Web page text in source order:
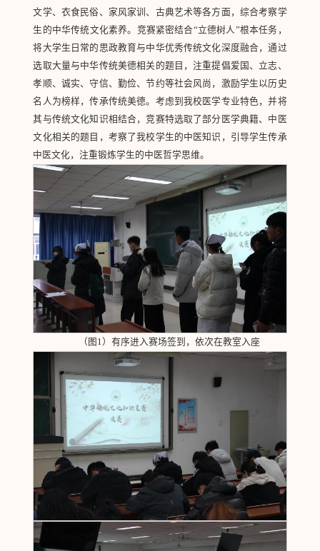
文学、衣食民俗、家风家训、古典艺术等各方面，综合考察学
生的中华传统文化素养。竞赛紧密结合“立德树人”根本任务，
将大学生日常的思政教育与中华优秀传统文化深度融合，通过
选取大量与中华传统美德相关的题目，注重提倡爱国、立志、
孝顺、诚实、守信、勤俭、节约等社会风尚，激励学生以历史
名人为榜样，传承传统美德。考虑到我校医学专业特色，并将
其与传统文化知识相结合，竞赛特选取了部分医学典籍、中医
文化相关的题目，考察了我校学生的中医知识，引导学生传承
中医文化，注重锻炼学生的中医哲学思维。
（图1）有序进入赛场签到，依次在教室入座